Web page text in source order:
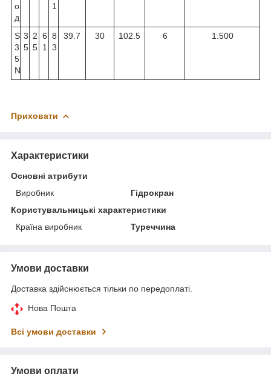
о
д
1
S
3
5
N
3
5
2
5
6
1
8
3
39.7 30 102.5 6 1.500
Приховати
Характеристики
Основні атрибути
Виробник
Гідрокран
Користувальницькі характеристики
Країна виробник
Туреччина
Умови доставки
Доставка здійснюється тільки по передоплаті.
Нова Пошта
Всі умови доставки
Умови оплати